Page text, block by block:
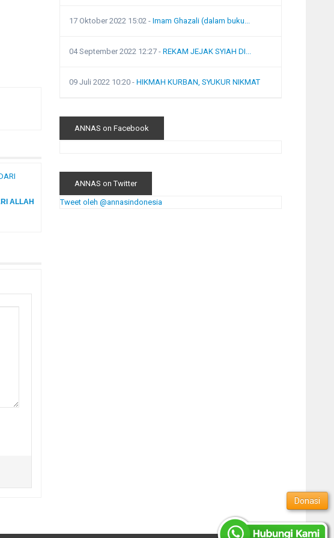
ALLAH
17 Oktober 2022 15:02 - Imam Ghazali (dalam buku...
04 September 2022 12:27 - REKAM JEJAK SYIAH DI...
09 Juli 2022 10:20 - HIKMAH KURBAN, SYUKUR NIKMAT
ANNAS on Facebook
ANNAS on Twitter
Tweet oleh @annasindonesia
Donasi